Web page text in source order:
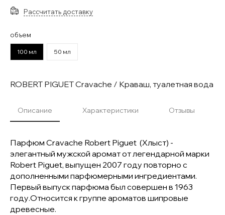
Рассчитать доставку
объем
100 мл 50 мл
ROBERT PIGUET Cravache / Краваш, туалетная вода
Описание Характеристики Отзывы
Парфюм Cravache Robert Piguet (Хлыст) -
элегантный мужской аромат от легендарной марки
Robert Piguet, выпущен 2007 году повторно с
дополненными парфюмерными ингредиентами.
Первый выпуск парфюма был совершен в 1963
году.Относится к группе ароматов шипровые
древесные.